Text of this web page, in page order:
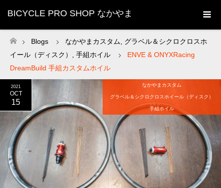
BICYCLE PRO SHOP なかやま
ホーム
Blogs なかやまカスタム
グラベル＆シクロクロスホ
イール（ディスク）
手組ホイル
ENVE & ONYXRacing
DreamBuild 手組カスタムホイル
2021
OCT
15
なかやまカスタム
グラベル＆シクロクロスホイール（ディスク）
手組ホイル